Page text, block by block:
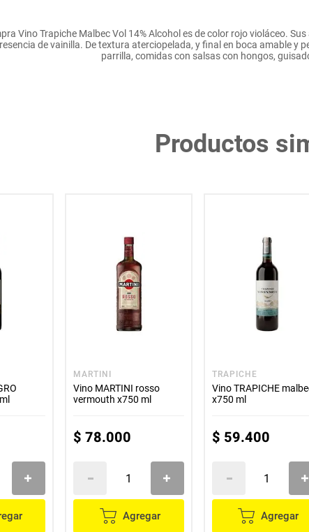
Vino Trapiche Malbec Vol 14% Alcohol es de color rojo violáceo.
de vainilla. De textura aterciopelada, y final en boca amable
parrilla, comidas con salsas con hongos,
Productos
MARTINI
Vino MARTINI rosso
vermouth x750 ml
$ 78.000
Agregar
TRAPICHE
Vino TRAPICHE
x750 ml
$ 59.400
Agregar